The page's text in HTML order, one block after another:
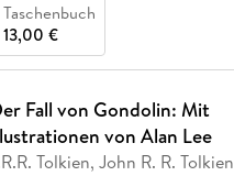
Taschenbuch
13,00 €
Fall von Gondolin: Mit
von Alan Lee
Tolkien, John R. R. Tolkien